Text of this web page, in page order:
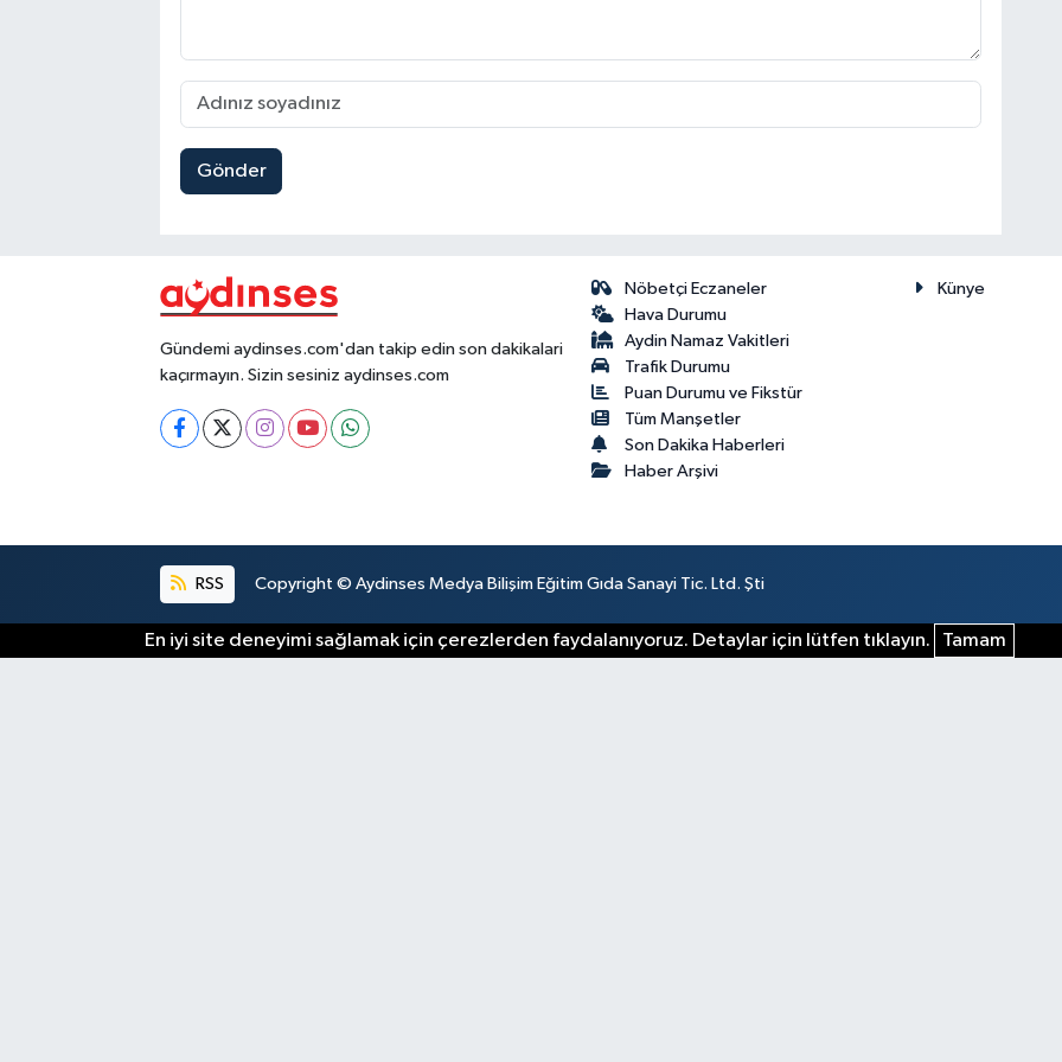
Gönder
Gündemi aydinses.com'dan takip edin son dakikalari
kaçırmayın. Sizin sesiniz aydinses.com
Nöbetçi Eczaneler
Hava Durumu
Aydin Namaz Vakitleri
Trafik Durumu
Puan Durumu ve Fikstür
Tüm Manşetler
Son Dakika Haberleri
Haber Arşivi
Künye
RSS Copyright © Aydinses Medya Bilişim Eğitim Gıda Sanayi Tic. Ltd. Şti
En iyi site deneyimi sağlamak için çerezlerden faydalanıyoruz. Detaylar için lütfen tıklayın. Tamam